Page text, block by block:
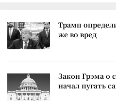
Трамп
же во вред
Закон Грэма о
начал пугать